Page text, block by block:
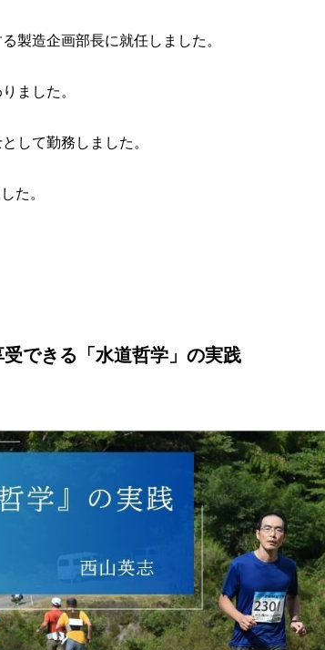
製造企画部長に就任しました。
ました。
して勤務しました。
た。
できる「水道哲学」の実践